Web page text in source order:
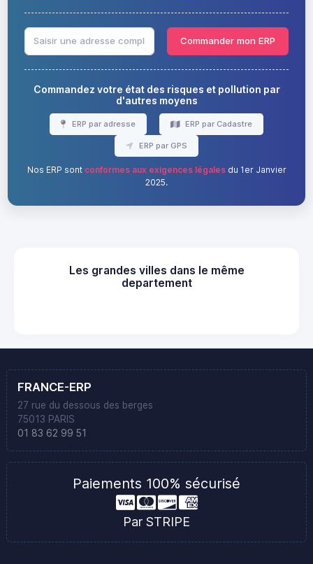
Commander mon ERP
Commandez votre état des risques et pollution par
d'autres moyens
ERP par adresse ERP par Cadastre
ERP par GPS
Nos ERP sont conformes aux exigences légalesdu 1er Janvier
2025.
Les grandes villes dans le même
departement
FRANCE-ERP
27 rue du dessous des berges
75013 PARIS
01 83 62 99 51
Paiements 100% sécurisé
Par STRIPE